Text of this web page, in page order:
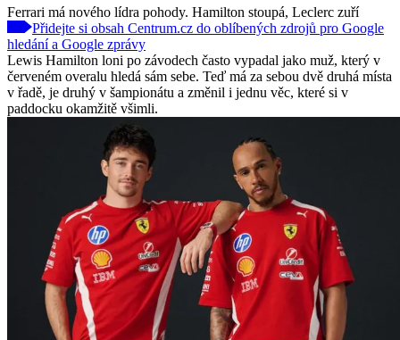
Ferrari má nového lídra pohody. Hamilton stoupá, Leclerc zuří
Přidejte si obsah Centrum.cz do oblíbených zdrojů pro Google
hledání a Google zprávy
Lewis Hamilton loni po závodech často vypadal jako muž, který v
červeném overalu hledá sám sebe. Teď má za sebou dvě druhá místa
v řadě, je druhý v šampionátu a změnil i jednu věc, které si v
paddocku okamžitě všimli.